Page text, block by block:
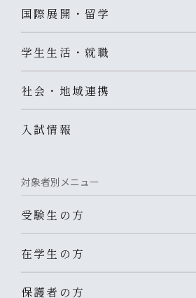
国際展開・留学
学生生活・就職
社会・地域連携
入試情報
対象者別メニュー
受験生の方
在学生の方
保護者の方